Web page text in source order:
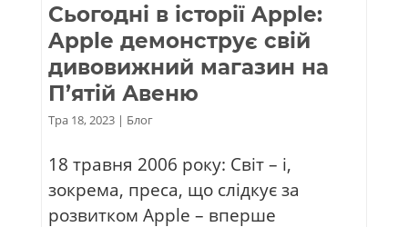
Сьогодні в історії Apple:
Apple демонструє свій
дивовижний магазин на
П’ятій Авеню
Тра 18, 2023| Блог
18 травня 2006 року: Світ – і,
зокрема, преса, що слідкує за
розвитком Apple – вперше